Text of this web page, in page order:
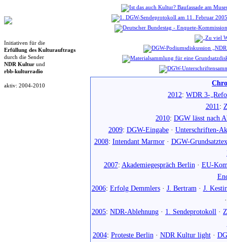
Initiativen für die
Erfüllung des Kulturauftrags
durch die Sender
NDR Kultur und
rbb-kulturradio
aktiv: 2004-2010
2012: WDR 3-
2011:
2010: DGW lässt nach
2009: DGW-Eingabe· Unterschriften-
2008: Intendant Marmor· DGW-
2007: Akademiegespräch Berlin · EU-
2006: Erfolg Demmlers· J. Bertram · J.
2005: NDR-Ablehnung · 1. Sendeprotokoll ·
2004: Proteste Berlin · NDR Kultur light·